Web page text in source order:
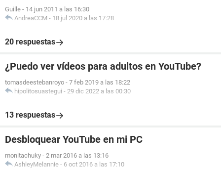
Guille - 14 jun 2011 a las 16:30
AndreaCCM - 18 jul 2020 a las 17:28
20 respuestas
¿Puedo ver vídeos para adultos en YouTube?
tomasdeestebanroyo - 7 feb 2019 a las 18:22
hipolitosuastegui - 29 dic 2022 a las 00:30
13 respuestas
Desbloquear YouTube en mi PC
monitachuky - 2 mar 2016 a las 13:16
AshleyMelannie - 6 oct 2016 a las 17:10